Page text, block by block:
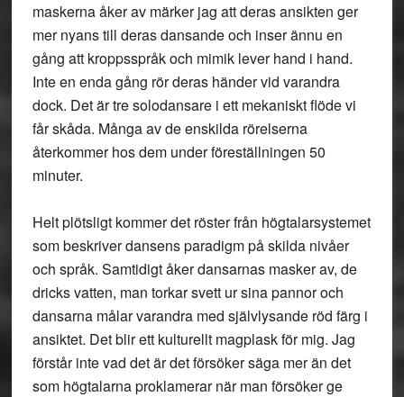
maskerna åker av märker jag att deras ansikten ger
mer nyans till deras dansande och inser ännu en
gång att kroppsspråk och mimik lever hand i hand.
Inte en enda gång rör deras händer vid varandra
dock. Det är tre solodansare i ett mekaniskt flöde vi
får skåda. Många av de enskilda rörelserna
återkommer hos dem under föreställningen 50
minuter.
Helt plötsligt kommer det röster från högtalarsystemet
som beskriver dansens paradigm på skilda nivåer
och språk. Samtidigt åker dansarnas masker av, de
dricks vatten, man torkar svett ur sina pannor och
dansarna målar varandra med självlysande röd färg i
ansiktet. Det blir ett kulturellt magplask för mig. Jag
förstår inte vad det är det försöker säga mer än det
som högtalarna proklamerar när man försöker ge